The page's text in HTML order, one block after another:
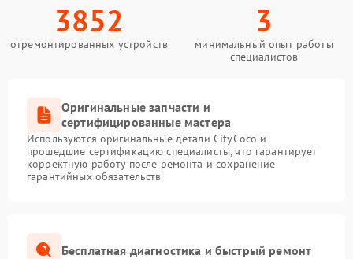
3852
отремонтированных устройств
3
минимальный опыт работы
специалистов
Оригинальные запчасти и
сертифицированные мастера
Используются оригинальные детали CityCoco и
прошедшие сертификацию специалисты, что гарантирует
корректную работу после ремонта и сохранение
гарантийных обязательств
Бесплатная диагностика и быстрый ремонт